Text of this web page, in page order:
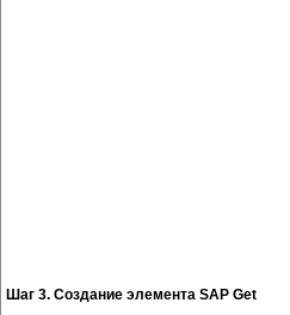
Шаг 3. Создание элемента SAP Get